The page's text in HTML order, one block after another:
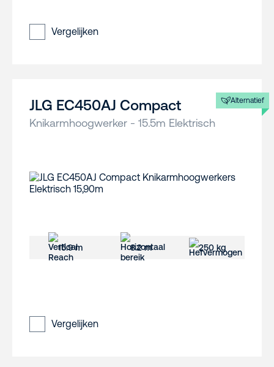
Vergelijken
Alternatief
JLG EC450AJ Compact
Knikarmhoogwerker - 15.5m Elektrisch
15.9 m 8.2 m 250 kg
Vergelijken